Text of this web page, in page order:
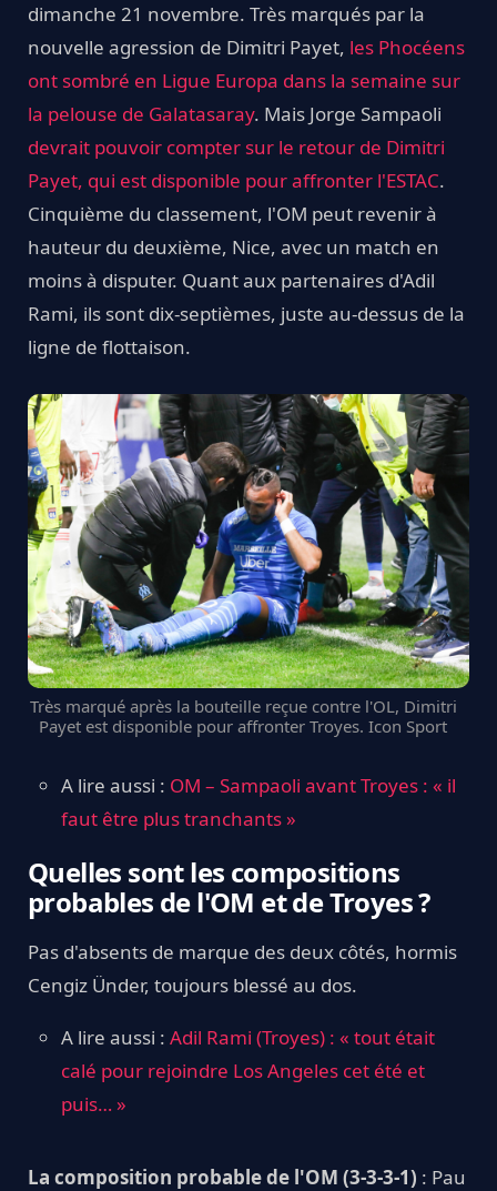
dimanche 21 novembre. Très marqués par la
nouvelle agression de Dimitri Payet, les Phocéens
ont sombré en Ligue Europa dans la semaine sur
la pelouse de Galatasaray. Mais Jorge Sampaoli
devrait pouvoir compter sur le retour de Dimitri
Payet, qui est disponible pour affronter l'ESTAC.
Cinquième du classement, l'OM peut revenir à
hauteur du deuxième, Nice, avec un match en
moins à disputer. Quant aux partenaires d'Adil
Rami, ils sont dix-septièmes, juste au-dessus de la
ligne de flottaison.
Très marqué après la bouteille reçue contre l'OL, Dimitri
Payet est disponible pour affronter Troyes. Icon Sport
A lire aussi : OM – Sampaoli avant Troyes : « il
faut être plus tranchants »
Quelles sont les compositions
probables de l'OM et de Troyes ?
Pas d'absents de marque des deux côtés, hormis
Cengiz Ünder, toujours blessé au dos.
A lire aussi : Adil Rami (Troyes) : « tout était
calé pour rejoindre Los Angeles cet été et
puis… »
La composition probable de l'OM (3-3-3-1) : Pau